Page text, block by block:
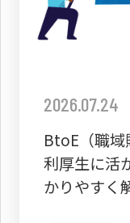
2026.07.24
BtoE（職
利厚生に活
かりやすく